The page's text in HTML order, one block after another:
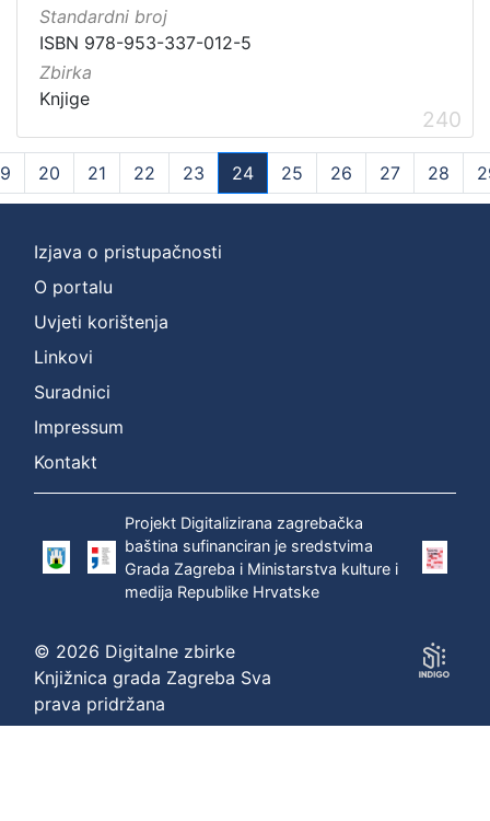
Standardni broj
ISBN 978-953-337-012-5
Zbirka
Knjige
240
20 21 22 23
24
(current)
25 26 27 28
Izjava o pristupačnosti
O portalu
Uvjeti korištenja
Linkovi
Suradnici
Impressum
Kontakt
Projekt Digitalizirana zagrebačka
baština sufinanciran je sredstvima
Grada Zagreba i Ministarstva kulture i
medija Republike Hrvatske
© 2026 Digitalne zbirke
Knjižnica grada Zagreba Sva
prava pridržana